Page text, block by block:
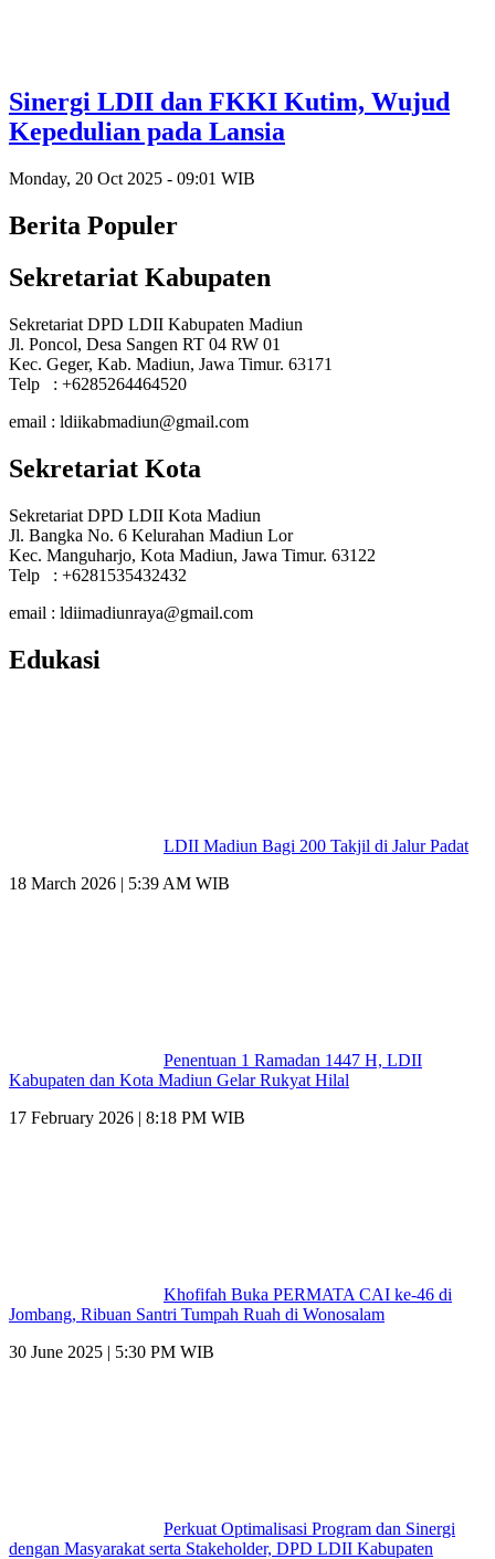
Sinergi LDII dan FKKI Kutim, Wujud
Kepedulian pada Lansia
Monday, 20 Oct 2025 - 09:01 WIB
Berita Populer
Sekretariat Kabupaten
Sekretariat DPD LDII Kabupaten Madiun
Jl. Poncol, Desa Sangen RT 04 RW 01
Kec. Geger, Kab. Madiun, Jawa Timur. 63171
Telp : +6285264464520
email : ldiikabmadiun@gmail.com
Sekretariat Kota
Sekretariat DPD LDII Kota Madiun
Jl. Bangka No. 6 Kelurahan Madiun Lor
Kec. Manguharjo, Kota Madiun, Jawa Timur. 63122
Telp : +6281535432432
email : ldiimadiunraya@gmail.com
Edukasi
LDII Madiun Bagi 200 Takjil di Jalur Padat
18 March 2026 | 5:39 AM WIB
Penentuan 1 Ramadan 1447 H, LDII
Kabupaten dan Kota Madiun Gelar Rukyat Hilal
17 February 2026 | 8:18 PM WIB
Khofifah Buka PERMATA CAI ke-46 di
Jombang, Ribuan Santri Tumpah Ruah di Wonosalam
30 June 2025 | 5:30 PM WIB
Perkuat Optimalisasi Program dan Sinergi
dengan Masyarakat serta Stakeholder, DPD LDII Kabupaten